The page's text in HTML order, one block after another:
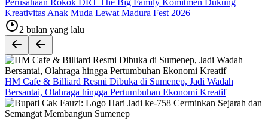
Perusahaan Rokok DRT The Big Family Komitmen Dukung
Kreativitas Anak Muda Lewat Madura Fest 2026
2 bulan yang lalu
HM Cafe & Billiard Resmi Dibuka di Sumenep, Jadi Wadah
Bersantai, Olahraga hingga Pertumbuhan Ekonomi Kreatif